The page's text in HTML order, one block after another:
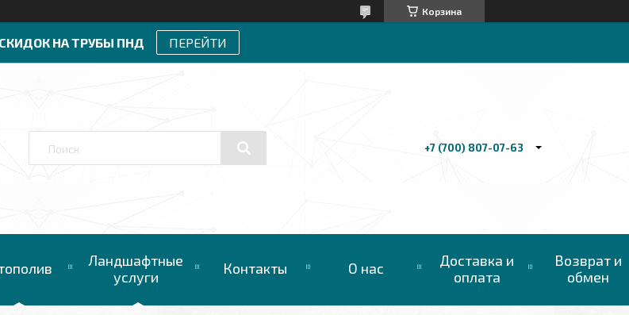
Корзина
НА ТРУБЫ ПНД ПЕРЕЙТИ
+7 (700) 807-07-63
Ландшафтные
услуги
Контакты О нас
Доставка и
оплата
Возврат и
обмен